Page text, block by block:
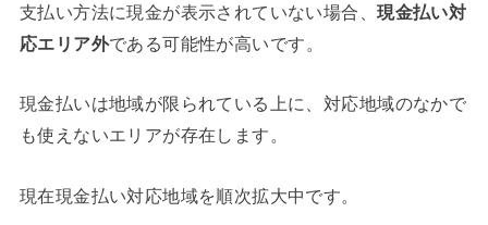
支払い方法に現金が表示されていない場合、現金払い対
応エリア外である可能性が高いです。
現金払いは地域が限られている上に、対応地域のなかで
も使えないエリアが存在します。
現在現金払い対応地域を順次拡大中です。